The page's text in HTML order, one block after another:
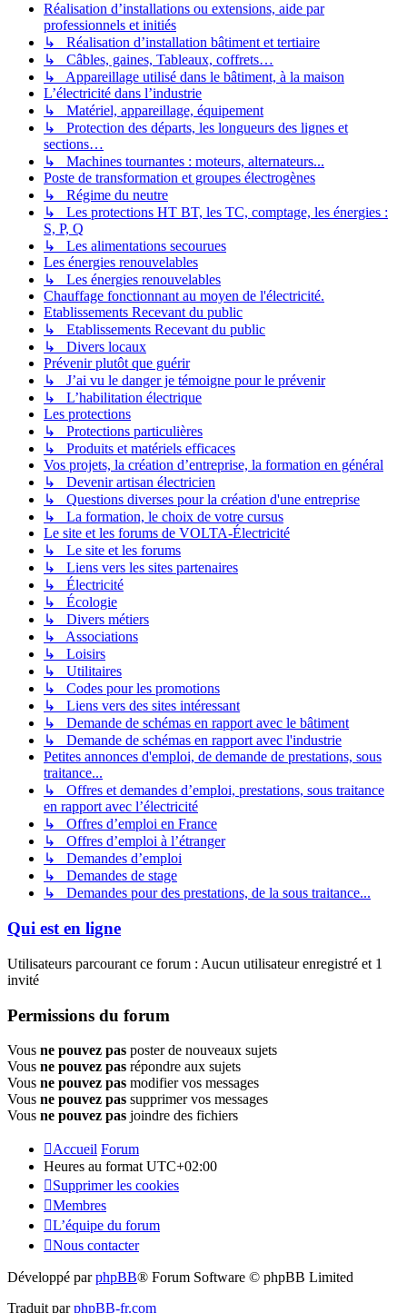
Réalisation d’installations ou extensions, aide par
professionnels et initiés
↳ Réalisation d’installation bâtiment et tertiaire
↳ Câbles, gaines, Tableaux, coffrets…
↳ Appareillage utilisé dans le bâtiment, à la maison
L’électricité dans l’industrie
↳ Matériel, appareillage, équipement
↳ Protection des départs, les longueurs des lignes et
sections…
↳ Machines tournantes : moteurs, alternateurs...
Poste de transformation et groupes électrogènes
↳ Régime du neutre
↳ Les protections HT BT, les TC, comptage, les énergies :
S, P, Q
↳ Les alimentations secourues
Les énergies renouvelables
↳ Les énergies renouvelables
Chauffage fonctionnant au moyen de l'électricité.
Etablissements Recevant du public
↳ Etablissements Recevant du public
↳ Divers locaux
Prévenir plutôt que guérir
↳ J’ai vu le danger je témoigne pour le prévenir
↳ L’habilitation électrique
Les protections
↳ Protections particulières
↳ Produits et matériels efficaces
Vos projets, la création d’entreprise, la formation en général
↳ Devenir artisan électricien
↳ Questions diverses pour la création d'une entreprise
↳ La formation, le choix de votre cursus
Le site et les forums de VOLTA-Électricité
↳ Le site et les forums
↳ Liens vers les sites partenaires
↳ Électricité
↳ Écologie
↳ Divers métiers
↳ Associations
↳ Loisirs
↳ Utilitaires
↳ Codes pour les promotions
↳ Liens vers des sites intéressant
↳ Demande de schémas en rapport avec le bâtiment
↳ Demande de schémas en rapport avec l'industrie
Petites annonces d'emploi, de demande de prestations, sous
traitance...
↳ Offres et demandes d’emploi, prestations, sous traitance
en rapport avec l’électricité
↳ Offres d’emploi en France
↳ Offres d’emploi à l’étranger
↳ Demandes d’emploi
↳ Demandes de stage
↳ Demandes pour des prestations, de la sous traitance...
Qui est en ligne
Utilisateurs parcourant ce forum : Aucun utilisateur enregistré et 1
invité
Permissions du forum
Vous ne pouvez pas poster de nouveaux sujets
Vous ne pouvez pas répondre aux sujets
Vous ne pouvez pas modifier vos messages
Vous ne pouvez pas supprimer vos messages
Vous ne pouvez pas joindre des fichiers
Accueil Forum
Heures au format UTC+02:00
Supprimer les cookies
Membres
L’équipe du forum
Nous contacter
Développé parphpBB® Forum Software © phpBB Limited
Traduit parphpBB-fr.com